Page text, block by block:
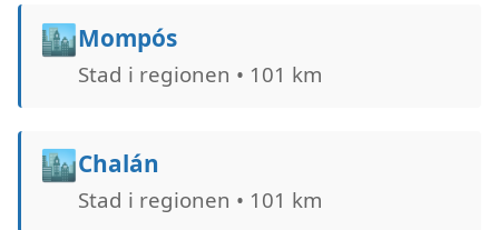
🏙️Mompós
Stad i regionen • 101 km
🏙️Chalán
Stad i regionen • 101 km